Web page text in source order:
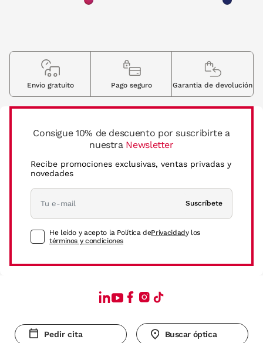
Consigue 10% de descuento por suscribirte a
nuestra Newsletter
Recibe promociones exclusivas, ventas privadas y
novedades
Suscríbete
He leído y acepto la Política dePrivacidady los
términos y condiciones
Envio gratuito Pago seguro Garantia de devolución
Pedir cita Buscar óptica